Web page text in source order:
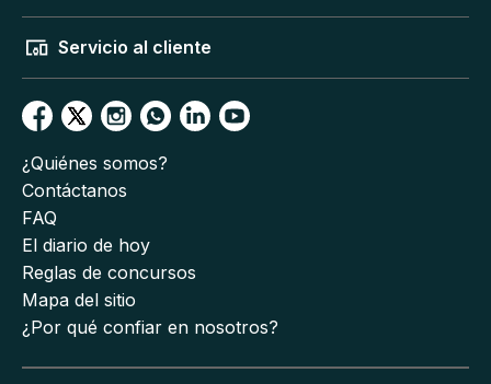
Servicio al cliente
¿Quiénes somos?
Contáctanos
FAQ
El diario de hoy
Reglas de concursos
Mapa del sitio
¿Por qué confiar en nosotros?